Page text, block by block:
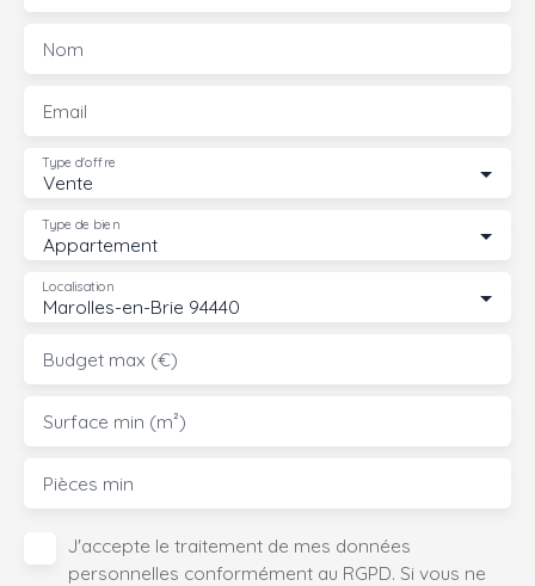
Nom
Email
Vente
Type d'offre
Appartement
Type de bien
Marolles-en-Brie 94440
Localisation
Budget max (€)
Surface min (m²)
Pièces min
J'accepte le traitement de mes données
personnelles conformément au RGPD. Si vous ne